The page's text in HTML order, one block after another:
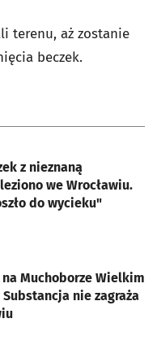
terenu, aż zostanie
beczek.
z nieznaną
we Wrocławiu.
do wycieku"
Muchoborze Wielkim
nie zagraża